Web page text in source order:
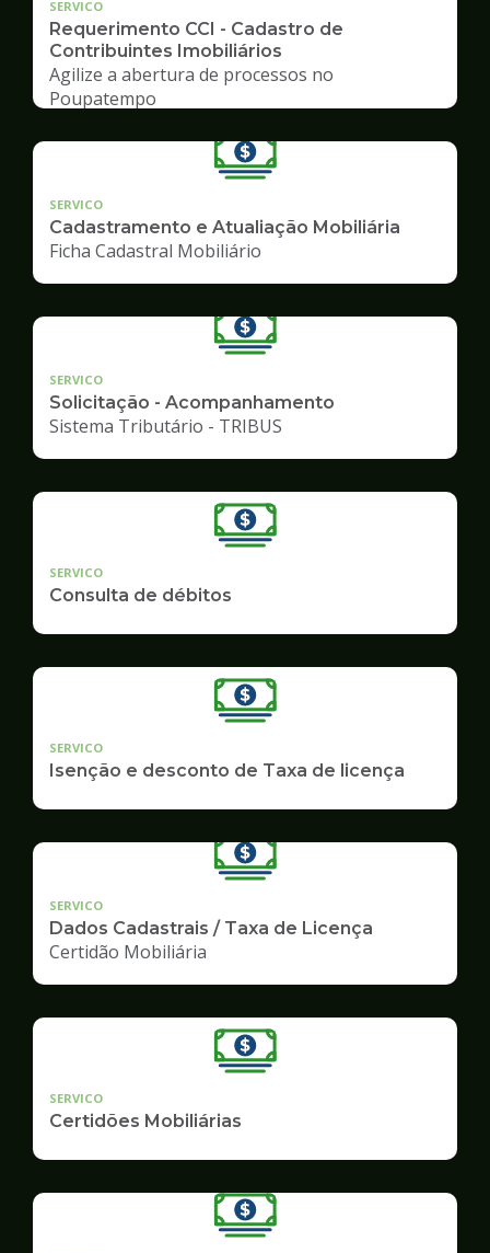
SERVICO
Requerimento CCI - Cadastro de
Contribuintes Imobiliários
Agilize a abertura de processos no
Poupatempo
SERVICO
Cadastramento e Atualiação Mobiliária
Ficha Cadastral Mobiliário
SERVICO
Solicitação - Acompanhamento
Sistema Tributário - TRIBUS
SERVICO
Consulta de débitos
SERVICO
Isenção e desconto de Taxa de licença
SERVICO
Dados Cadastrais / Taxa de Licença
Certidão Mobiliária
SERVICO
Certidões Mobiliárias